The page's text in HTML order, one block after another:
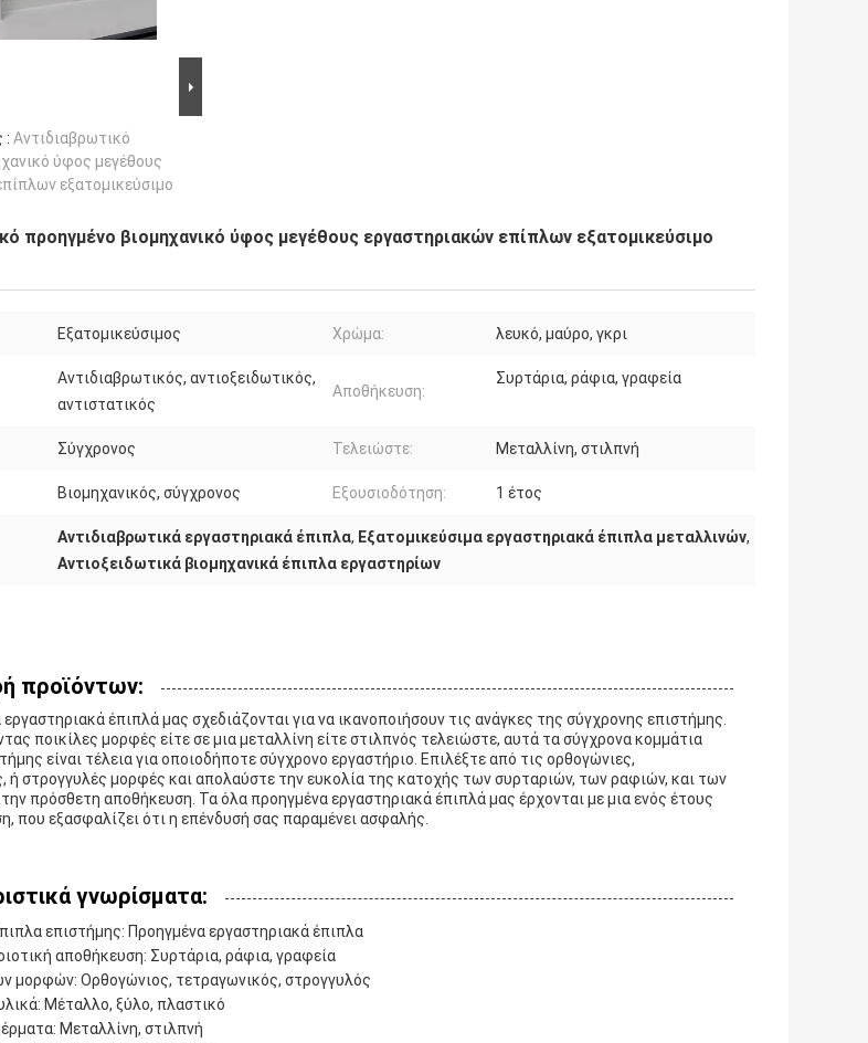
: Αντιδιαβρωτικό
ύφος μεγέθους
εξατομικεύσιμο
προηγμένο βιομηχανικό ύφος μεγέθους εργαστηριακών επίπλων εξατομικεύσιμο
Εξατομικεύσιμος Χρώμα: λευκό, μαύρο, γκρι
Αντιδιαβρωτικός, αντιοξειδωτικός,
αντιστατικός
Αποθήκευση:
Συρτάρια, ράφια, γραφεία
Σύγχρονος Τελειώστε: Μεταλλίνη, στιλπνή
Βιομηχανικός, σύγχρονος Εξουσιοδότηση: 1 έτος
Αντιδιαβρωτικά εργαστηριακά έπιπλα, Εξατομικεύσιμα εργαστηριακά έπιπλα μεταλλινών,
Αντιοξειδωτικά βιομηχανικά έπιπλα εργαστηρίων
προϊόντων:
έπιπλά μας σχεδιάζονται για να ικανοποιήσουν τις ανάγκες της σύγχρονης επιστήμης.
ποικίλες μορφές είτε σε μια μεταλλίνη είτε στιλπνός τελειώστε, αυτά τα σύγχρονα κομμάτια
είναι τέλεια για οποιοδήποτε σύγχρονο εργαστήριο. Επιλέξτε από τις ορθογώνιες,
ή στρογγυλές μορφές και απολαύστε την ευκολία της κατοχής των συρταριών, των ραφιών, και των
πρόσθετη αποθήκευση. Τα όλα προηγμένα εργαστηριακά έπιπλά μας έρχονται με μια ενός έτους
που εξασφαλίζει ότι η επένδυσή σας παραμένει ασφαλής.
γνωρίσματα:
επιστήμης: Προηγμένα εργαστηριακά έπιπλα
αποθήκευση: Συρτάρια, ράφια, γραφεία
μορφών: Ορθογώνιος, τετραγωνικός, στρογγυλός
Μέταλλο, ξύλο, πλαστικό
Μεταλλίνη, στιλπνή